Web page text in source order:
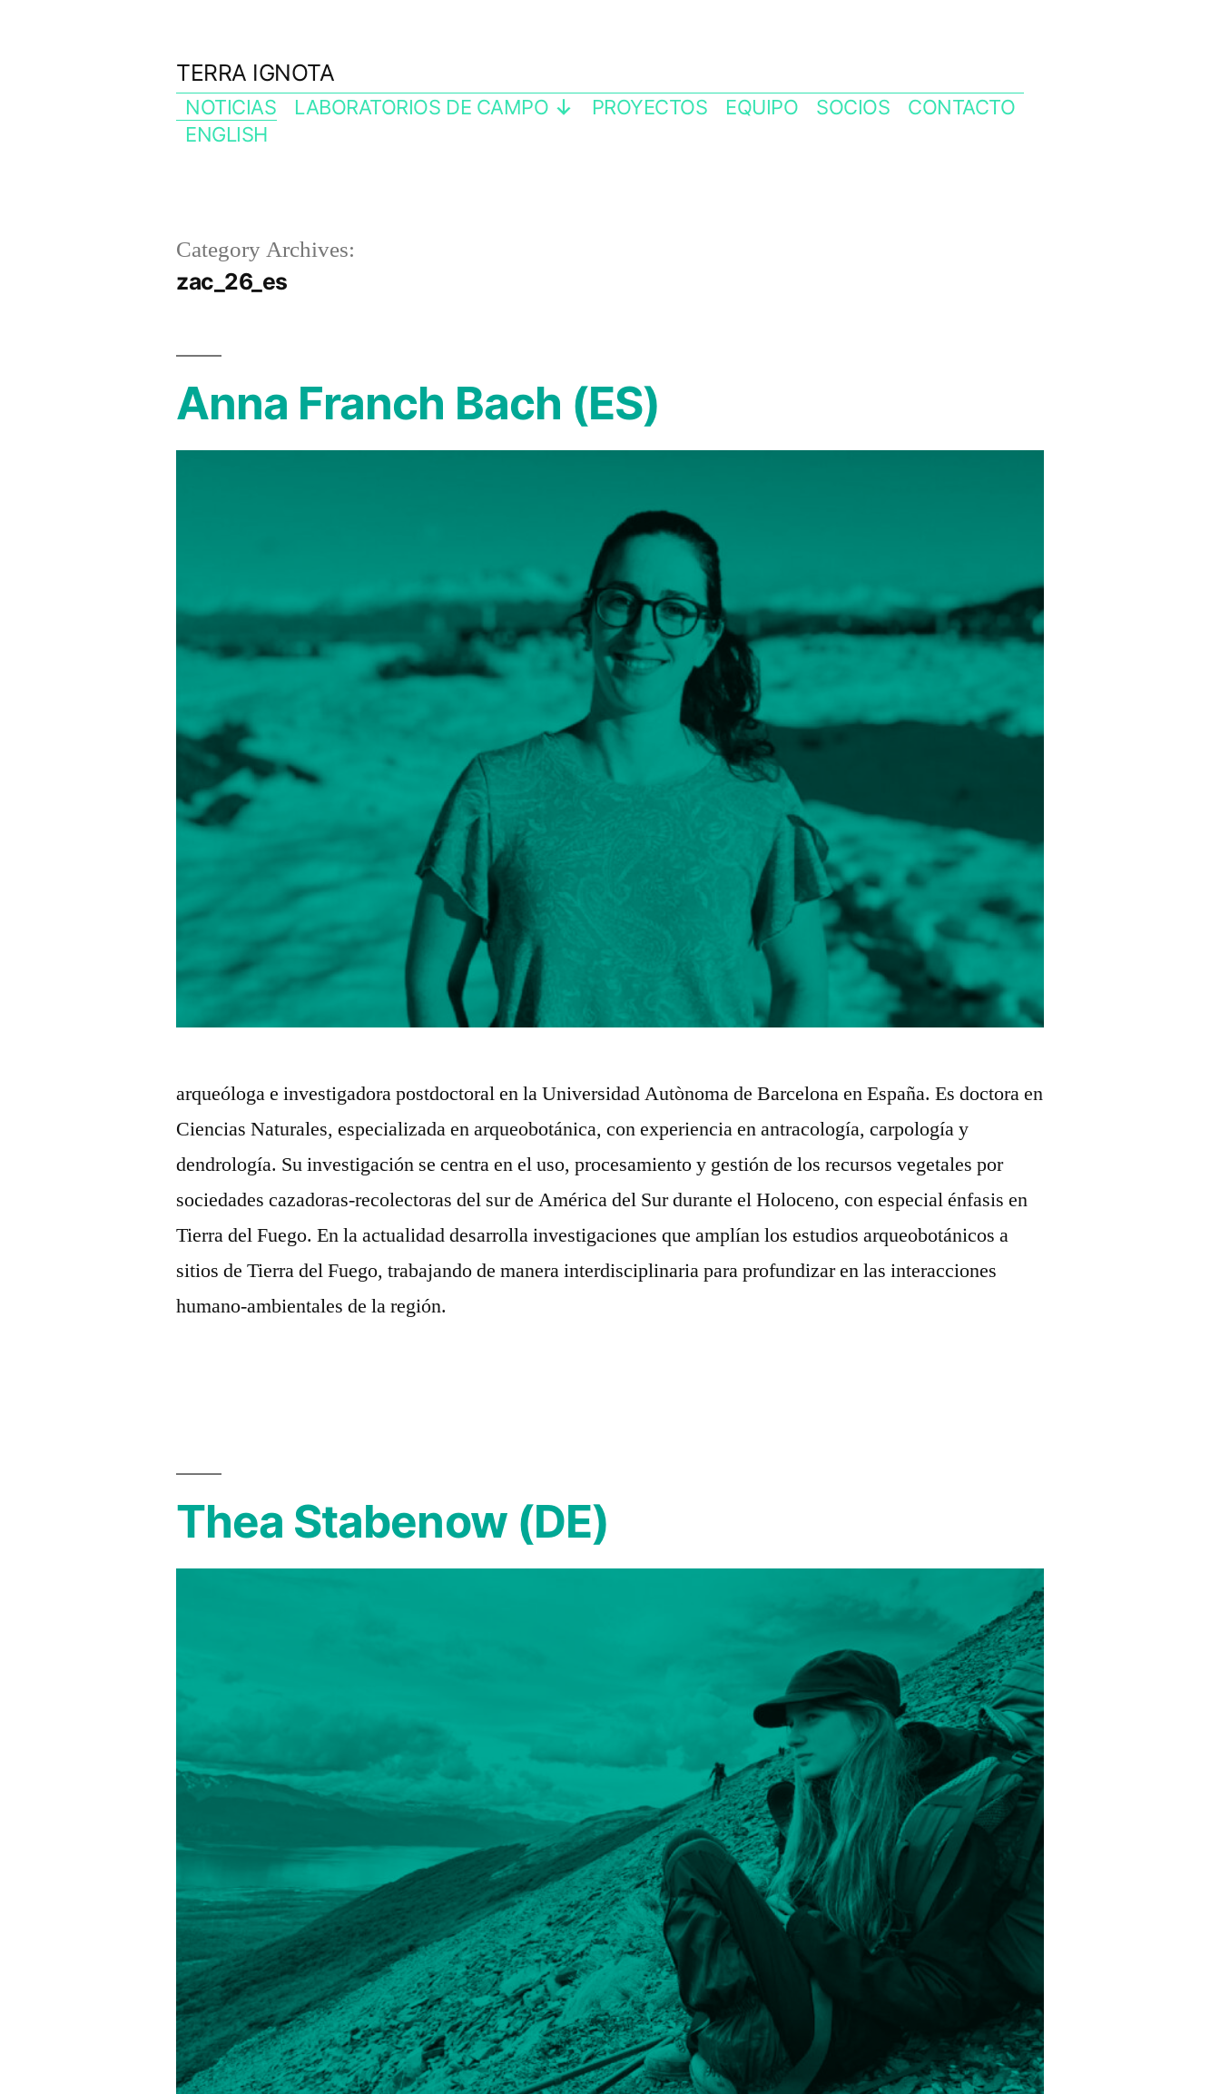
TERRA IGNOTA
NOTICIAS LABORATORIOS DE CAMPO PROYECTOS EQUIPO SOCIOS
CONTACTO
ENGLISH
Category Archives:
zac_26_es
Anna Franch Bach (ES)
arqueóloga e investigadora postdoctoral en la Universidad Autònoma de Barcelona en España. Es doctora en
Ciencias Naturales, especializada en arqueobotánica, con experiencia en antracología, carpología y
dendrología. Su investigación se centra en el uso, procesamiento y gestión de los recursos vegetales por
sociedades cazadoras-recolectoras del sur de América del Sur durante el Holoceno, con especial énfasis en
Tierra del Fuego. En la actualidad desarrolla investigaciones que amplían los estudios arqueobotánicos a
sitios de Tierra del Fuego, trabajando de manera interdisciplinaria para profundizar en las interacciones
humano-ambientales de la región.
Thea Stabenow (DE)